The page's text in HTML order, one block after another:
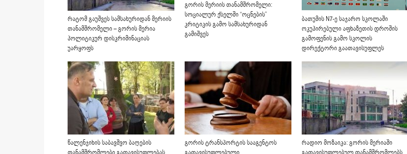
რატომ გაუშვეს სამსახურიდან მერიის
თანამშრომელი – გორის მერია
პოლიტიკურ დისკრიმინაციას
უარყოფს
გორის მერიის თანამშრომელი:
სოციალურ ქსელში “ოცნების”
კრიტიკის გამო სამსახურიდან
გამიშვეს
ბათუმის N7-ე საჯარო სკოლაში
ოკუპირებული აფხაზეთის დროშის
გამოფენის გამო სკოლის
დირექტორი გაათავისუფლეს
წალენჯიხის საბავშვო ბაღების
გორის ტრანსპორტის სააგენტოს
რადიო მოზაიკა: გორის მერიაში